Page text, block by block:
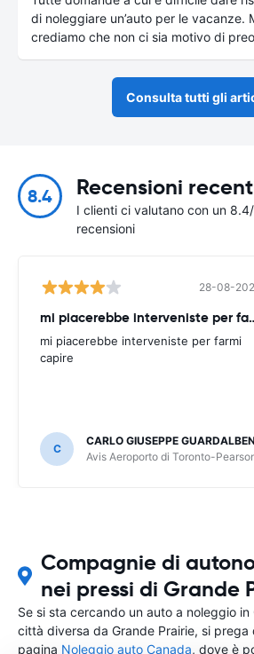
di noleggiare un’auto per le vacanze.
crediamo che non ci sia motivo di
Consulta tutti gli
8.4 Recensioni
I clienti ci valutano con un
recensioni
28-08-
mi
mi piacerebbe interveniste per farmi
capire
C
CARLO GIUSEPPE GUARDALBEN
Avis Aeroporto di Toronto-
Compagnie di
nei pressi di Grande
Se si sta cercando un auto a noleggio in
città diversa da Grande Prairie, si prega
pagina Noleggio auto Canada, dove è